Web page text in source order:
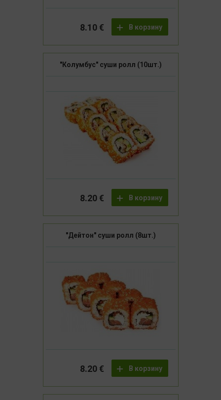
В корзину
8.10 €
"Колумбус" суши ролл (10шт.)
В корзину
8.20 €
"Дейтон" суши ролл (8шт.)
В корзину
8.20 €